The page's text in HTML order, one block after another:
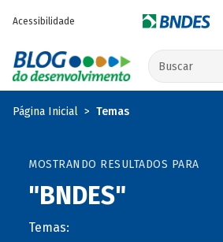
Acessibilidade
Buscar no site
Página Inicial Temas
MOSTRANDO RESULTADOS PARA
"BNDES"
Temas: